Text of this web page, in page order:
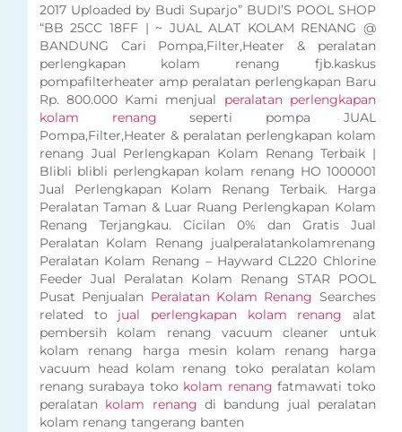
2017 Uploaded by Budi Suparjo” BUDI’S POOL SHOP
“BB 25CC 18FF | ~ JUAL ALAT KOLAM RENANG @
BANDUNG Cari Pompa,Filter,Heater & peralatan
perlengkapan kolam renang fjb.kaskus
pompafilterheater amp peralatan perlengkapan Baru
Rp. 800.000 Kami menjual peralatan perlengkapan
kolam renang seperti pompa JUAL
Pompa,Filter,Heater & peralatan perlengkapan kolam
renang Jual Perlengkapan Kolam Renang Terbaik |
Blibli blibli perlengkapan kolam renang HO 1000001
Jual Perlengkapan Kolam Renang Terbaik. Harga
Peralatan Taman & Luar Ruang Perlengkapan Kolam
Renang Terjangkau. Cicilan 0% dan Gratis Jual
Peralatan Kolam Renang jualperalatankolamrenang
Peralatan Kolam Renang – Hayward CL220 Chlorine
Feeder Jual Peralatan Kolam Renang STAR POOL
Pusat Penjualan Peralatan Kolam Renang Searches
related to jual perlengkapan kolam renang alat
pembersih kolam renang vacuum cleaner untuk
kolam renang harga mesin kolam renang harga
vacuum head kolam renang toko peralatan kolam
renang surabaya toko kolam renang fatmawati toko
peralatan kolam renang di bandung jual peralatan
kolam renang tangerang banten